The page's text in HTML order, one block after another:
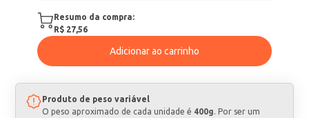
Resumo da compra:
R$ 27,56
Adicionar ao carrinho
Produto de peso variável
O peso aproximado de cada unidade é 400g. Por ser um